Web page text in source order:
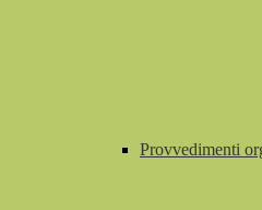
Provvedimenti